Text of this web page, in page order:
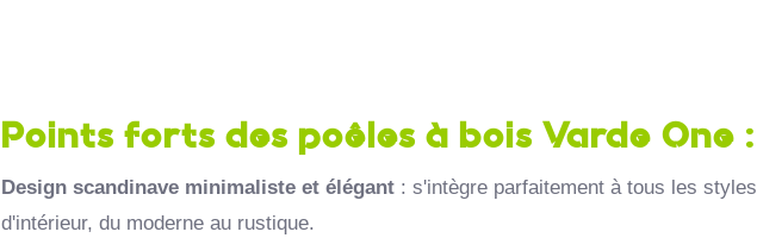
Points forts des poêles à bois Varde One :
Design scandinave minimaliste et élégant : s'intègre parfaitement à tous les styles
d'intérieur, du moderne au rustique.